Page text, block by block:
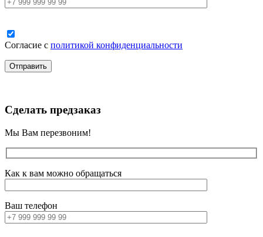
Согласие с политикой конфиденциальности
Сделать предзаказ
Мы Вам перезвоним!
Как к вам можно обращаться
Ваш телефон